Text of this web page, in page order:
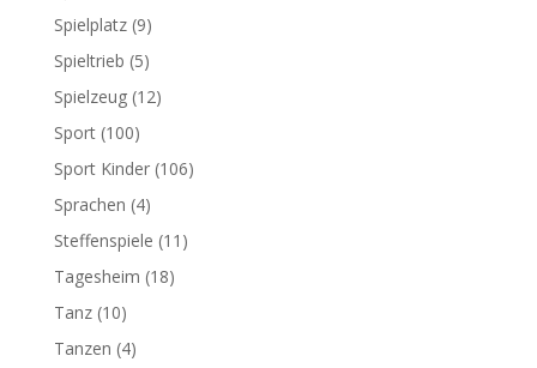
Spielplatz(9)
Spieltrieb (5)
Spielzeug(12)
Sport(100)
Sport Kinder(106)
Sprachen (4)
Steffenspiele (11)
Tagesheim (18)
Tanz(10)
Tanzen (4)